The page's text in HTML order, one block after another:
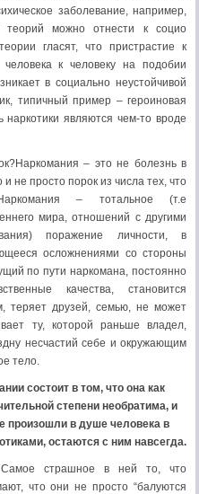
заболевание, например,
можно отнести к социо
гласят, что пристрастие к
человека к человеку на подобии
в социально неустойчивой
типичный пример – героиновая
являются чем-то вроде
– это не болезнь в
не просто порок из числа тех, что
– тотальное (т.е
мира, отношений с другими
поражение личности, в
осложнениями со стороны
по пути наркомана, постоянно
качества, становится
теряет друзей, семью, не может
ту, которой раньше владел,
несчастий себе и окружающим
тело.
состоит в том, что она как
степени необратима, и
произошли в душе человека в
остаются с ним навсегда.
Самое страшное в ней то, что
что они не просто “балуются